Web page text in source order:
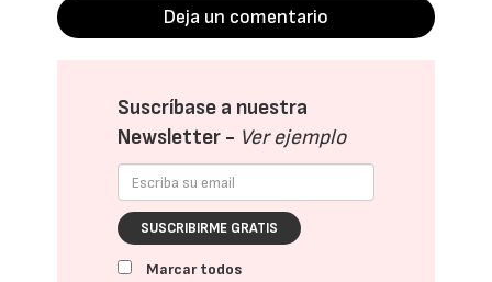
Deja un comentario
Suscríbase a nuestra
Newsletter - Ver ejemplo
SUSCRIBIRME GRATIS
Marcar todos